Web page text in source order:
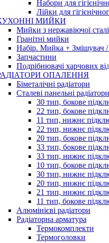
Набори для
Лійки для
МИЙКИ
Мийки з нержавіючої сталі
Гранітні мийки
Набір. Мийка + Змішувач
Запчастини
Подрібнювачі харчових
ОПАЛЕННЯ
Біметалічні радіатори
Сталеві панельні радіатори
30 тип, бокове
22 тип, бокове
11 тип, нижнє
22 тип, нижнє
20 тип, бокове
33 тип, бокове
33 тип, нижнє
10 тип, бокове
30 тип, нижнє
20 тип, нижнє
21 тип, нижнє
11 тип, бокове
Алюмінієві радіатори
Радіаторна арматура
Термокомплекти
Термоголовки